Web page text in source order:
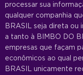
processar sua
qualquer companhia
BRASIL seja direta
a tanto à BIMBO DO
empresas que façam
econômicos ao qual
BRASIL unicamente